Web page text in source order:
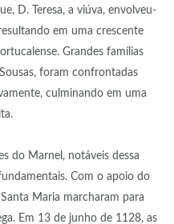
D. Teresa, a viúva, envolveu-
em uma crescente
Grandes famílias
foram confrontadas
culminando em uma
do Marnel, notáveis dessa
Com o apoio do
Maria marcharam para
Em 13 de junho de 1128, as